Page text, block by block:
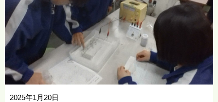
2025年1月20日